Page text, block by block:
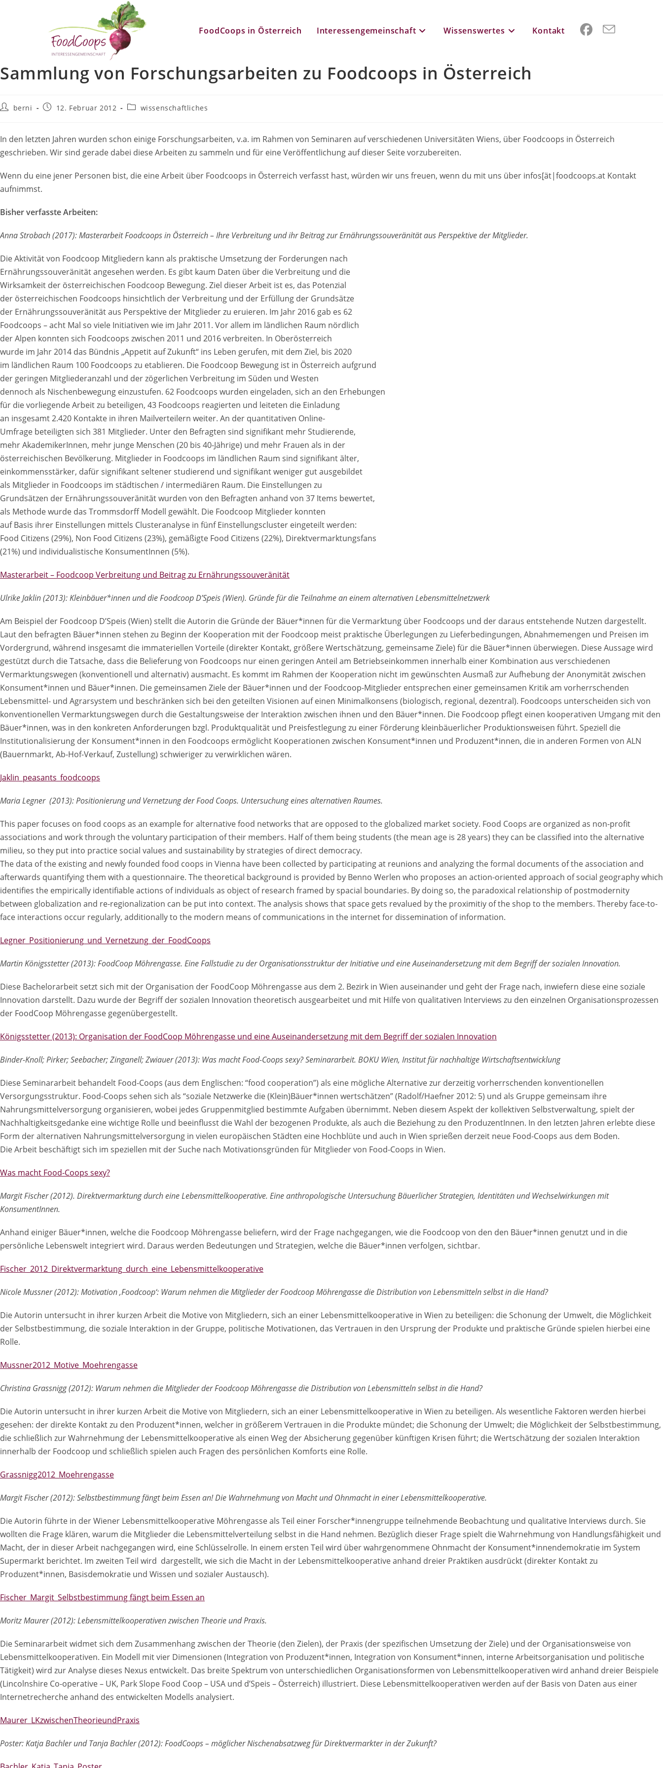
FoodCoops in Österreich Interessengemeinschaft Wissenswertes Kontakt
Sammlung von Forschungsarbeiten zu Foodcoops in Österreich
Beitrags-
berni
Beitrag12. Februar 2012
Beitrags-
wissenschaftliches
In den letzten Jahren wurden schon einige Forschungsarbeiten, v.a. im Rahmen von Seminaren auf verschiedenen Universitäten Wiens, über Foodcoops in Österreich
geschrieben. Wir sind gerade dabei diese Arbeiten zu sammeln und für eine Veröffentlichung auf dieser Seite vorzubereiten.
Wenn du eine jener Personen bist, die eine Arbeit über Foodcoops in Österreich verfasst hast, würden wir uns freuen, wenn du mit uns über infos[ät|foodcoops.at Kontakt
aufnimmst.
Bisher verfasste Arbeiten:
Anna Strobach (2017): Masterarbeit Foodcoops in Österreich – Ihre Verbreitung und ihr Beitrag zur Ernährungssouveränität aus Perspektive der Mitglieder.
Die Aktivität von Foodcoop Mitgliedern kann als praktische Umsetzung der Forderungen nach
Ernährungssouveränität angesehen werden. Es gibt kaum Daten über die Verbreitung und die
Wirksamkeit der österreichischen Foodcoop Bewegung. Ziel dieser Arbeit ist es, das Potenzial
der österreichischen Foodcoops hinsichtlich der Verbreitung und der Erfüllung der Grundsätze
der Ernährungssouveränität aus Perspektive der Mitglieder zu eruieren. Im Jahr 2016 gab es 62
Foodcoops – acht Mal so viele Initiativen wie im Jahr 2011. Vor allem im ländlichen Raum nördlich
der Alpen konnten sich Foodcoops zwischen 2011 und 2016 verbreiten. In Oberösterreich
wurde im Jahr 2014 das Bündnis „Appetit auf Zukunft“ ins Leben gerufen, mit dem Ziel, bis 2020
im ländlichen Raum 100 Foodcoops zu etablieren. Die Foodcoop Bewegung ist in Österreich aufgrund
der geringen Mitgliederanzahl und der zögerlichen Verbreitung im Süden und Westen
dennoch als Nischenbewegung einzustufen. 62 Foodcoops wurden eingeladen, sich an den Erhebungen
für die vorliegende Arbeit zu beteiligen, 43 Foodcoops reagierten und leiteten die Einladung
an insgesamt 2.420 Kontakte in ihren Mailverteilern weiter. An der quantitativen Online-
Umfrage beteiligten sich 381 Mitglieder. Unter den Befragten sind signifikant mehr Studierende,
mehr AkademikerInnen, mehr junge Menschen (20 bis 40-Jährige) und mehr Frauen als in der
österreichischen Bevölkerung. Mitglieder in Foodcoops im ländlichen Raum sind signifikant älter,
einkommensstärker, dafür signifikant seltener studierend und signifikant weniger gut ausgebildet
als Mitglieder in Foodcoops im städtischen / intermediären Raum. Die Einstellungen zu
Grundsätzen der Ernährungssouveränität wurden von den Befragten anhand von 37 Items bewertet,
als Methode wurde das Trommsdorff Modell gewählt. Die Foodcoop Mitglieder konnten
auf Basis ihrer Einstellungen mittels Clusteranalyse in fünf Einstellungscluster eingeteilt werden:
Food Citizens (29%), Non Food Citizens (23%), gemäßigte Food Citizens (22%), Direktvermarktungsfans
(21%) und individualistische KonsumentInnen (5%).
Masterarbeit – Foodcoop Verbreitung und Beitrag zu Ernährungssouveränität
Ulrike Jaklin (2013): Kleinbäuer*innen und die Foodcoop D’Speis (Wien). Gründe für die Teilnahme an einem alternativen Lebensmittelnetzwerk
Am Beispiel der Foodcoop D’Speis (Wien) stellt die Autorin die Gründe der Bäuer*innen für die Vermarktung über Foodcoops und der daraus entstehende Nutzen dargestellt.
Laut den befragten Bäuer*innen stehen zu Beginn der Kooperation mit der Foodcoop meist praktische Überlegungen zu Lieferbedingungen, Abnahmemengen und Preisen im
Vordergrund, während insgesamt die immateriellen Vorteile (direkter Kontakt, größere Wertschätzung, gemeinsame Ziele) für die Bäuer*innen überwiegen. Diese Aussage wird
gestützt durch die Tatsache, dass die Belieferung von Foodcoops nur einen geringen Anteil am Betriebseinkommen innerhalb einer Kombination aus verschiedenen
Vermarktungswegen (konventionell und alternativ) ausmacht. Es kommt im Rahmen der Kooperation nicht im gewünschten Ausmaß zur Aufhebung der Anonymität zwischen
Konsument*innen und Bäuer*innen. Die gemeinsamen Ziele der Bäuer*innen und der Foodcoop-Mitglieder entsprechen einer gemeinsamen Kritik am vorherrschenden
Lebensmittel- und Agrarsystem und beschränken sich bei den geteilten Visionen auf einen Minimalkonsens (biologisch, regional, dezentral). Foodcoops unterscheiden sich von
konventionellen Vermarktungswegen durch die Gestaltungsweise der Interaktion zwischen ihnen und den Bäuer*innen. Die Foodcoop pflegt einen kooperativen Umgang mit den
Bäuer*innen, was in den konkreten Anforderungen bzgl. Produktqualität und Preisfestlegung zu einer Förderung kleinbäuer­licher Produktionsweisen führt. Speziell die
Institutionalisierung der Konsument*innen in den Foodcoops ermöglicht Kooperationen zwischen Konsument*innen und Produzent*innen, die in anderen Formen von ALN
(Bauernmarkt, Ab-Hof-Verkauf, Zustellung) schwieriger zu verwirklichen wären.
Jaklin_peasants_foodcoops
Maria Legner (2013): Positionierung und Vernetzung der Food Coops. Untersuchung eines alternativen Raumes.
This paper focuses on food coops as an example for alternative food networks that are opposed to the globalized market society. Food Coops are organized as non-profit
associations and work through the voluntary participation of their members. Half of them being students (the mean age is 28 years) they can be classified into the alternative
milieu, so they put into practice social values and sustainability by strategies of direct democracy.
The data of the existing and newly founded food coops in Vienna have been collected by participating at reunions and analyzing the formal documents of the association and
afterwards quantifying them with a questionnaire. The theoretical background is provided by Benno Werlen who proposes an action-oriented approach of social geography which
identifies the empirically identifiable actions of individuals as object of research framed by spacial boundaries. By doing so, the paradoxical relationship of postmodernity
between globalization and re-regionalization can be put into context. The analysis shows that space gets revalued by the proximitiy of the shop to the members. Thereby face-to-
face interactions occur regularly, additionally to the modern means of communications in the internet for dissemination of information.
Legner_Positionierung_und_Vernetzung_der_FoodCoops
Martin Königsstetter (2013): FoodCoop Möhrengasse. Eine Fallstudie zu der Organisationsstruktur der Initiative und eine Auseinandersetzung mit dem Begriff der sozialen Innovation.
Diese Bachelorarbeit setzt sich mit der Organisation der FoodCoop Möhrengasse aus dem 2. Bezirk in Wien auseinander und geht der Frage nach, inwiefern diese eine soziale
Innovation darstellt. Dazu wurde der Begriff der sozialen Innovation theoretisch ausgearbeitet und mit Hilfe von qualitativen Interviews zu den einzelnen Organisationsprozessen
der FoodCoop Möhrengasse gegenübergestellt.
Königsstetter (2013): Organisation der FoodCoop Möhrengasse und eine Auseinandersetzung mit dem Begriff der sozialen Innovation
Binder-Knoll; Pirker; Seebacher; Zinganell; Zwiauer (2013): Was macht Food-Coops sexy? Seminararbeit. BOKU Wien, Institut für nachhaltige Wirtschaftsentwicklung
Diese Seminararbeit behandelt Food-Coops (aus dem Englischen: “food cooperation”) als eine mögliche Alternative zur derzeitig vorherrschenden konventionellen
Versorgungsstruktur. Food-Coops sehen sich als “soziale Netzwerke die (Klein)Bäuer*innen wertschätzen” (Radolf/Haefner 2012: 5) und als Gruppe gemeinsam ihre
Nahrungsmittelversorgung organisieren, wobei jedes Gruppenmitglied bestimmte Aufgaben übernimmt. Neben diesem Aspekt der kollektiven Selbstverwaltung, spielt der
Nachhaltigkeitsgedanke eine wichtige Rolle und beeinflusst die Wahl der bezogenen Produkte, als auch die Beziehung zu den ProduzentInnen. In den letzten Jahren erlebte diese
Form der alternativen Nahrungsmittelversorgung in vielen europäischen Städten eine Hochblüte und auch in Wien sprießen derzeit neue Food-Coops aus dem Boden.
Die Arbeit beschäftigt sich im speziellen mit der Suche nach Motivationsgründen für Mitglieder von Food-Coops in Wien.
Was macht Food-Coops sexy?
Margit Fischer (2012). Direktvermarktung durch eine Lebensmittelkooperative. Eine anthropologische Untersuchung Bäuerlicher Strategien, Identitäten und Wechselwirkungen mit
KonsumentInnen.
Anhand einiger Bäuer*innen, welche die Foodcoop Möhrengasse beliefern, wird der Frage nachgegangen, wie die Foodcoop von den den Bäuer*innen genutzt und in die
persönliche Lebenswelt integriert wird. Daraus werden Bedeutungen und Strategien, welche die Bäuer*innen verfolgen, sichtbar.
Fischer_2012_Direktvermarktung_durch_eine_Lebensmittelkooperative
Nicole Mussner (2012): Motivation ‚Foodcoop‘: Warum nehmen die Mitglieder der Foodcoop Möhrengasse die Distribution von Lebensmitteln selbst in die Hand?
Die Autorin untersucht in ihrer kurzen Arbeit die Motive von Mitgliedern, sich an einer Lebensmittelkooperative in Wien zu beteiligen: die Schonung der Umwelt, die Möglichkeit
der Selbstbestimmung, die soziale Interaktion in der Gruppe, politische Motivationen, das Vertrauen in den Ursprung der Produkte und praktische Gründe spielen hierbei eine
Rolle.
Mussner2012_Motive_Moehrengasse
Christina Grassnigg (2012): Warum nehmen die Mitglieder der Foodcoop Möhrengasse die Distribution von Lebensmitteln selbst in die Hand?
Die Autorin untersucht in ihrer kurzen Arbeit die Motive von Mitgliedern, sich an einer Lebensmittelkooperative in Wien zu beteiligen. Als wesentliche Faktoren werden hierbei
gesehen: der direkte Kontakt zu den Produzent*innen, welcher in größerem Vertrauen in die Produkte mündet; die Schonung der Umwelt; die Möglichkeit der Selbstbestimmung,
die schließlich zur Wahrnehmung der Lebensmittelkooperative als einen Weg der Absicherung gegenüber künftigen Krisen führt; die Wertschätzung der sozialen Interaktion
innerhalb der Foodcoop und schließlich spielen auch Fragen des persönlichen Komforts eine Rolle.
Grassnigg2012_Moehrengasse
Margit Fischer (2012): Selbstbestimmung fängt beim Essen an! Die Wahrnehmung von Macht und Ohnmacht in einer Lebensmittelkooperative.
Die Autorin führte in der Wiener Lebensmittelkooperative Möhrengasse als Teil einer Forscher*innengruppe teilnehmende Beobachtung und qualitative Interviews durch. Sie
wollten die Frage klären, warum die Mitglieder die Lebensmittelverteilung selbst in die Hand nehmen. Bezüglich dieser Frage spielt die Wahrnehmung von Handlungsfähigkeit und
Macht, der in dieser Arbeit nachgegangen wird, eine Schlüsselrolle. In einem ersten Teil wird über wahrgenommene Ohnmacht der Konsument*innendemokratie im System
Supermarkt berichtet. Im zweiten Teil wird dargestellt, wie sich die Macht in der Lebensmittelkooperative anhand dreier Praktiken ausdrückt (direkter Kontakt zu
Produzent*innen, Basisdemokratie und Wissen und sozialer Austausch).
Fischer_Margit_Selbstbestimmung fängt beim Essen an
Moritz Maurer (2012): Lebensmittelkooperativen zwischen Theorie und Praxis.
Die Seminararbeit widmet sich dem Zusammenhang zwischen der Theorie (den Zielen), der Praxis (der spezifischen Umsetzung der Ziele) und der Organisationsweise von
Lebensmittelkooperativen. Ein Modell mit vier Dimensionen (Integration von Produzent*innen, Integration von Konsument*innen, interne Arbeitsorganisation und politische
Tätigkeit) wird zur Analyse dieses Nexus entwickelt. Das breite Spektrum von unterschiedlichen Organisationsformen von Lebensmittelkooperativen wird anhand dreier Beispiele
(Lincolnshire Co-operative – UK, Park Slope Food Coop – USA und d’Speis – Österreich) illustriert. Diese Lebensmittelkooperativen werden auf der Basis von Daten aus einer
Internetrecherche anhand des entwickelten Modells analysiert.
Maurer_LKzwischenTheorieundPraxis
Poster: Katja Bachler und Tanja Bachler (2012): FoodCoops – möglicher Nischenabsatzweg für Direktvermarkter in der Zukunft?